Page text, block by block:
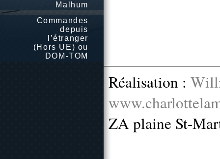
Malhum
Commandes
depuis
l’étranger
(Hors UE) ou
DOM-TOM
Réalisation :
ZA plaine St-